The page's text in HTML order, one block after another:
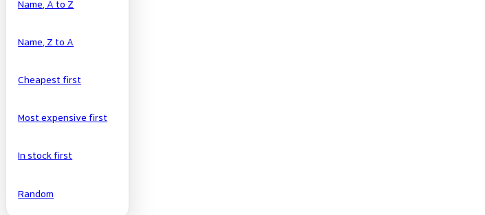
Name, A to Z
Name, Z to A
Cheapest first
Most expensive first
In stock first
Random